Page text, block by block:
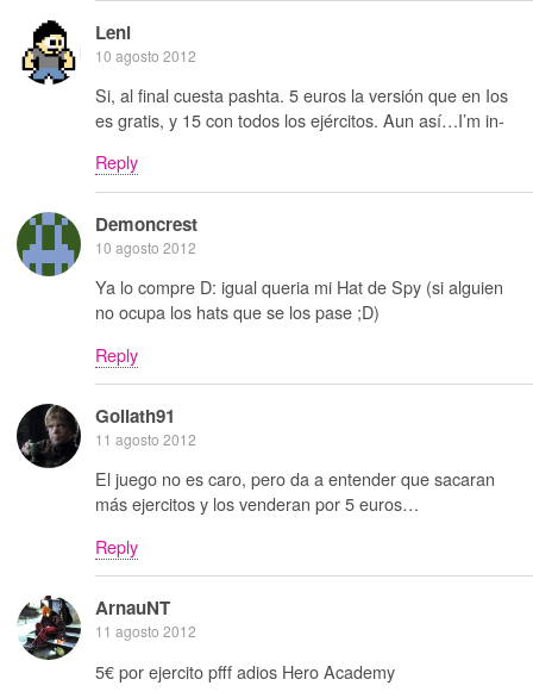
Leni
10 agosto 2012
Si, al final cuesta pashta. 5 euros la versión que en Ios
es gratis, y 15 con todos los ejércitos. Aun así…I’m in-
Reply
Demoncrest
10 agosto 2012
Ya lo compre D: igual queria mi Hat de Spy (si alguien
no ocupa los hats que se los pase ;D)
Reply
Goliath91
11 agosto 2012
El juego no es caro, pero da a entender que sacaran
más ejercitos y los venderan por 5 euros…
Reply
ArnauNT
11 agosto 2012
5€ por ejercito pfff adios Hero Academy